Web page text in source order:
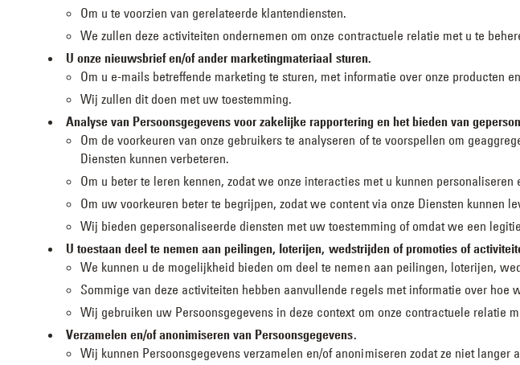
Om u te voorzien van gerelateerde klantendiensten.
We zullen deze activiteiten ondernemen om onze contractuele relatie met u te
U onze nieuwsbrief en/of ander marketingmateriaal sturen.
Om u e-mails betreffende marketing te sturen, met informatie over onze producten
Wij zullen dit doen met uw toestemming.
Analyse van Persoonsgegevens voor zakelijke rapportering en het bieden van
Om de voorkeuren van onze gebruikers te analyseren of te voorspellen om
Diensten kunnen verbeteren.
Om u beter te leren kennen, zodat we onze interacties met u kunnen
Om uw voorkeuren beter te begrijpen, zodat we content via onze Diensten kunnen
Wij bieden gepersonaliseerde diensten met uw toestemming of omdat we een
U toestaan deel te nemen aan peilingen, loterijen, wedstrijden of promoties of
We kunnen u de mogelijkheid bieden om deel te nemen aan peilingen, loterijen,
Sommige van deze activiteiten hebben aanvullende regels met informatie over hoe
Wij gebruiken uw Persoonsgegevens in deze context om onze contractuele relatie
Verzamelen en/of anonimiseren van Persoonsgegevens.
Wij kunnen Persoonsgegevens verzamelen en/of anonimiseren zodat ze niet